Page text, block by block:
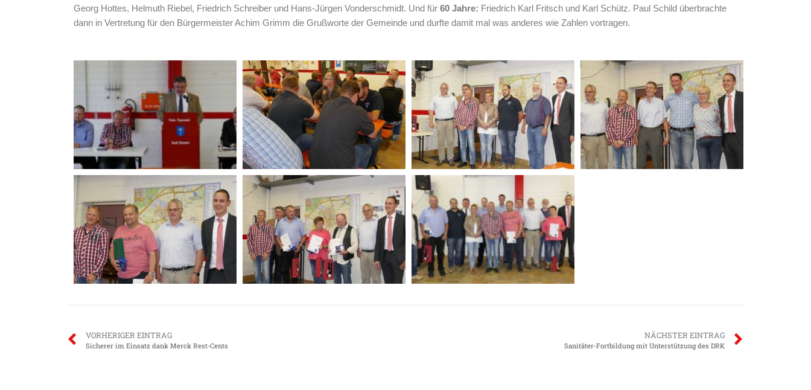
Georg Hottes, Helmuth Riebel, Friedrich Schreiber und Hans-Jürgen Vonderschmidt. Und für 60 Jahre: Friedrich Karl Fritsch und Karl Schütz. Paul Schild überbrachte
dann in Vertretung für den Bürgermeister Achim Grimm die Grußworte der Gemeinde und durfte damit mal was anderes wie Zahlen vortragen.
VORHERIGER EINTRAG
Sicherer im Einsatz dank Merck Rest-Cents
NÄCHSTER EINTRAG
Sanitäter-Fortbildung mit Unterstützung des DRK